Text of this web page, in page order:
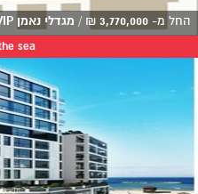
החל מ- 3,770,000
₪
/ מגדלי נאמן VIP - תל אביב - יפו
sea